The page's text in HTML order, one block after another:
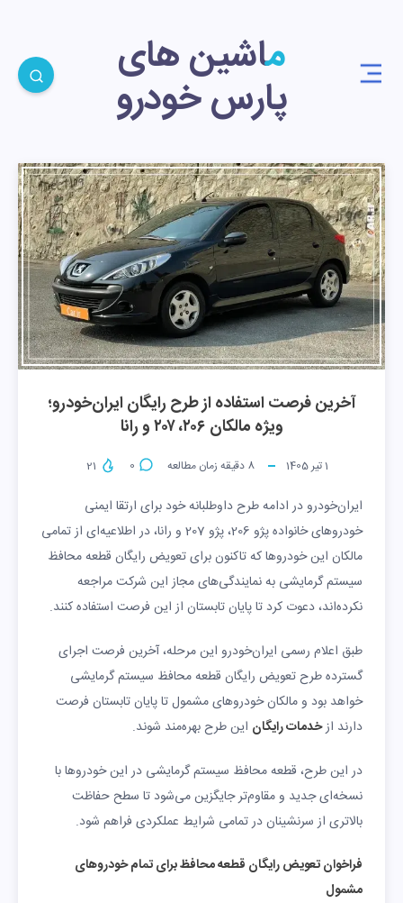
ماشین های
پارس خودرو
آخرین فرصت استفاده از طرح رایگان ایران‌خودرو؛
ویژه مالکان ۲۰۶، ۲۰۷ و رانا
1 تیر 1405 8 دقیقه زمان مطالعه 0
ایران‌خودرو در ادامه طرح داوطلبانه خود برای ارتقا ایمنی
خودروهای خانواده پژو 206، پژو 207 و رانا، در اطلاعیه‌ای از تمامی
مالکان این خودروها که تاکنون برای تعویض رایگان قطعه محافظ
سیستم گرمایشی به نمایندگی‌های مجاز این شرکت مراجعه
نکرده‌اند، دعوت کرد تا پایان تابستان از این فرصت استفاده کنند.
طبق اعلام رسمی ایران‌خودرو این مرحله، آخرین فرصت اجرای
گسترده طرح تعویض رایگان قطعه محافظ سیستم گرمایشی
خواهد بود و مالکان خودروهای مشمول تا پایان تابستان فرصت
دارند ازخدمات رایگان این طرح بهره‌مند شوند.
در این طرح، قطعه محافظ سیستم گرمایشی در این خودروها با
نسخه‌ای جدید و مقاوم‌تر جایگزین می‌شود تا سطح حفاظت
بالاتری از سرنشینان در تمامی شرایط عملکردی فراهم شود.
فراخوان تعویض رایگان قطعه محافظ برای تمام خودروهای
مشمول